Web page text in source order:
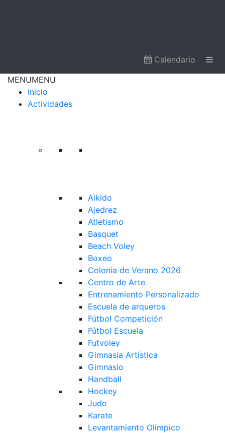
Calendario
MENUMENU
Inicio
Actividades
Aikido
Ajedrez
Atletismo
Basquet
Beach Voley
Boxeo
Colonia de Verano 2026
Centro de Arte
Entrenamiento Personalizado
Escuela de arqueros
Fútbol Competición
Fútbol Escuela
Futvoley
Gimnasia Artística
Gimnasio
Handball
Hockey
Judo
Karate
Levantamiento Olímpico